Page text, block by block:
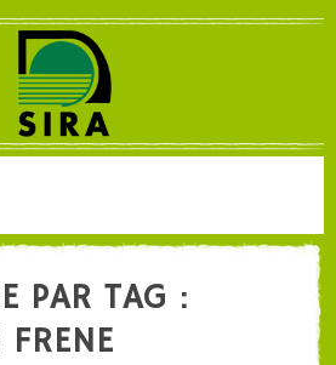
PAR TAG :
FRENE